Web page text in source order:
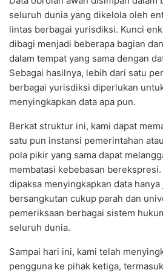
seluruh dunia yang dikelola oleh
lintas berbagai yurisdiksi. Kunci
dibagi menjadi beberapa bagian
dalam tempat yang sama dengan
Sebagai hasilnya, lebih dari satu
berbagai yurisdiksi diperlukan
menyingkapkan data apa pun.
Berkat struktur ini, kami dapat
satu pun instansi pemerintahan
pola pikir yang sama dapat
membatasi kebebasan
dipaksa menyingkapkan data hanya
bersangkutan cukup parah dan
pemeriksaan berbagai sistem
seluruh dunia.
Sampai hari ini, kami telah
pengguna ke pihak ketiga,